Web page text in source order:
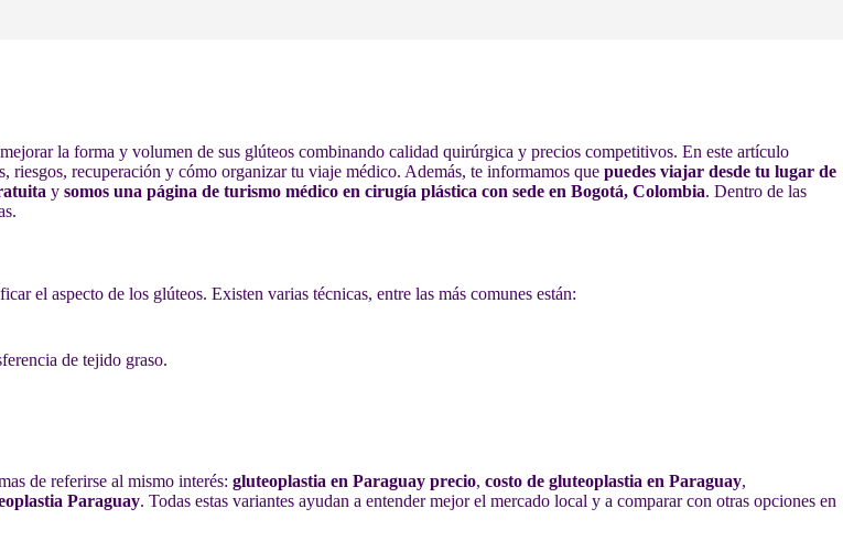
la forma y volumen de sus glúteos combinando calidad quirúrgica y precios competitivos. En este artículo
riesgos, recuperación y cómo organizar tu viaje médico. Además, te informamos que puedes viajar desde tu lugar de
y somos una página de turismo médico en cirugía plástica con sede en Bogotá, Colombia. Dentro de las
el aspecto de los glúteos. Existen varias técnicas, entre las más comunes están:
de tejido graso.
de referirse al mismo interés: gluteoplastia en Paraguay precio, costo de gluteoplastia en Paraguay,
Paraguay. Todas estas variantes ayudan a entender mejor el mercado local y a comparar con otras opciones en